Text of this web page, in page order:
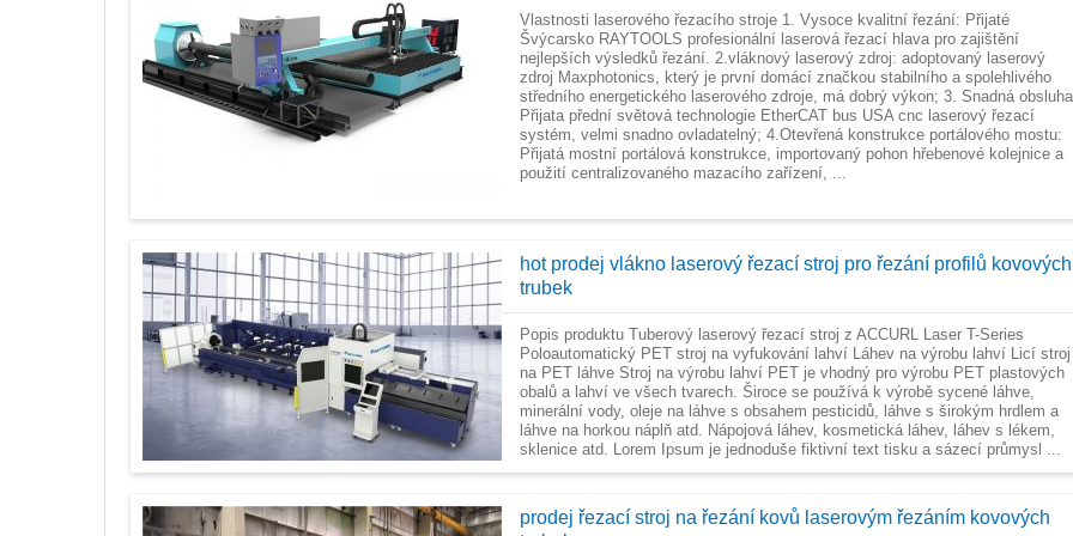
Vlastnosti laserového řezacího stroje 1. Vysoce kvalitní řezání: Přijaté
Švýcarsko RAYTOOLS profesionální laserová řezací hlava pro zajištění
nejlepších výsledků řezání. 2.vláknový laserový zdroj: adoptovaný laserový
zdroj Maxphotonics, který je první domácí značkou stabilního a spolehlivého
středního energetického laserového zdroje, má dobrý výkon; 3. Snadná
Přijata přední světová technologie EtherCAT bus USA cnc laserový řezací
systém, velmi snadno ovladatelný; 4.Otevřená konstrukce portálového mostu:
Přijatá mostní portálová konstrukce, importovaný pohon hřebenové kolejnice a
použití centralizovaného mazacího zařízení, ...
hot prodej vlákno laserový řezací stroj pro řezání profilů kovových
trubek
Popis produktu Tuberový laserový řezací stroj z ACCURL Laser T-Series
Poloautomatický PET stroj na vyfukování lahví Láhev na výrobu lahví Licí stroj
na PET láhve Stroj na výrobu lahví PET je vhodný pro výrobu PET plastových
obalů a lahví ve všech tvarech. Široce se používá k výrobě sycené láhve,
minerální vody, oleje na láhve s obsahem pesticidů, láhve s širokým hrdlem a
láhve na horkou náplň atd. Nápojová láhev, kosmetická láhev, láhev s lékem,
sklenice atd. Lorem Ipsum je jednoduše fiktivní text tisku a sázecí průmysl ...
prodej řezací stroj na řezání kovů laserovým řezáním kovových